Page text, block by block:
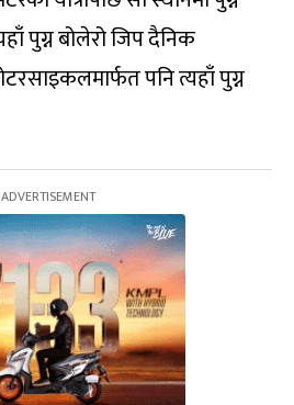
पुग्न बोलेरो जिप दैनिक
पनि त्यहाँ पुग्न